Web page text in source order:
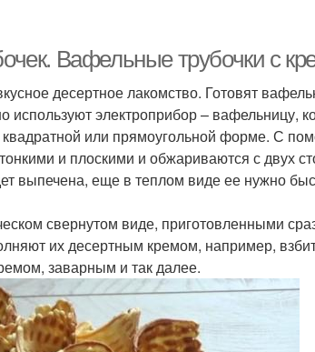
Вафельные трубочки с
десертное лакомство. Готовят
используют электроприбор – вафельницу,
или прямоугольной форме. С
и плоскими и обжариваются с двух
выпечена, еще в теплом виде ее нужно
свернутом виде, приготовленными
их десертным кремом, например,
заварным и так далее.